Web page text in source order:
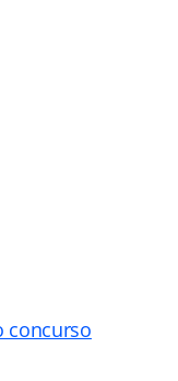
concurso